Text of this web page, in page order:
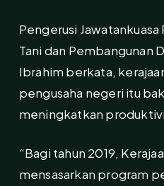
Pengerusi
Tani dan Pembangunan
Ibrahim berkata,
pengusaha negeri itu
meningkatkan
“Bagi tahun 2019,
mensasarkan program